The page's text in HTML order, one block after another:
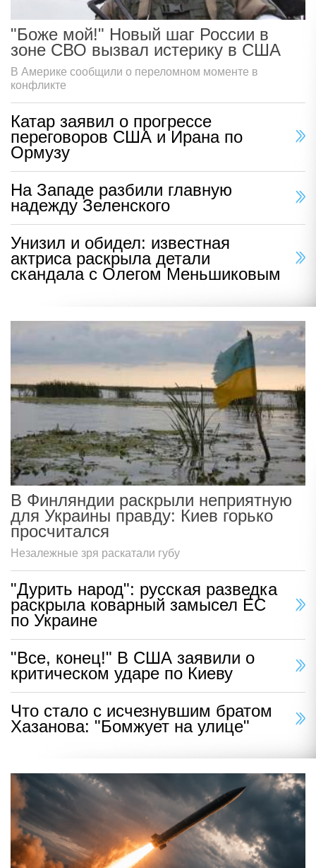
"Боже мой!" Новый шаг России в
зоне СВО вызвал истерику в США
В Америке сообщили о переломном моменте в
конфликте
Катар заявил о прогрессе
переговоров США и Ирана по
Ормузу
На Западе разбили главную
надежду Зеленского
Унизил и обидел: известная
актриса раскрыла детали
скандала с Олегом Меньшиковым
В Финляндии раскрыли неприятную
для Украины правду: Киев горько
просчитался
Незалежные зря раскатали губу
"Дурить народ": русская разведка
раскрыла коварный замысел ЕС
по Украине
"Все, конец!" В США заявили о
критическом ударе по Киеву
Что стало с исчезнувшим братом
Хазанова: "Бомжует на улице"